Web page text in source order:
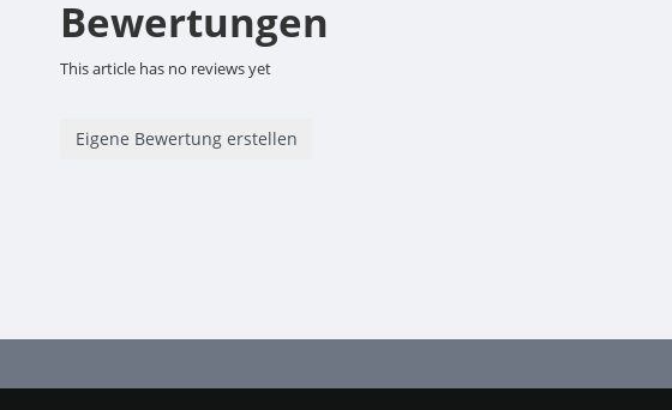
Bewertungen
This article has no reviews yet
Eigene Bewertung erstellen